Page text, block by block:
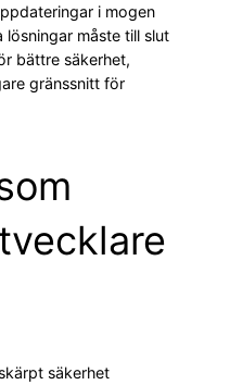
i mogen
lösningar måste till slut
bättre säkerhet,
gränssnitt för
säkerhet